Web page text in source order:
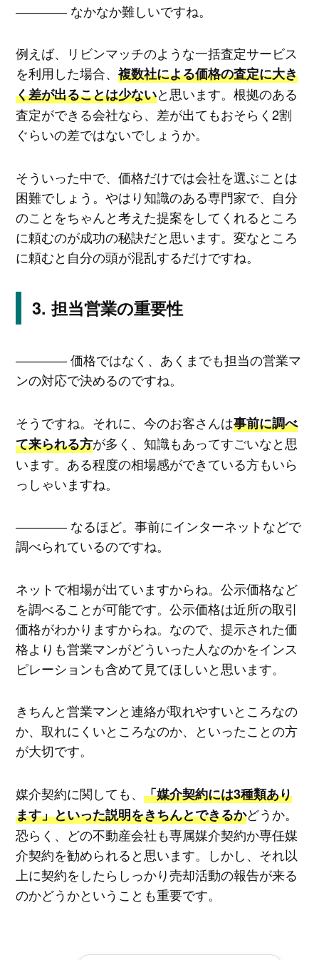
―――― なかなか難しいですね。
例えば、リビンマッチのような一括査定サービス
を利用した場合、 複数社による価格の査定に大き
く差が出ることは少ないと思います。根拠のある
査定ができる会社なら、差が出てもおそらく2割
ぐらいの差ではないでしょうか。
そういった中で、価格だけでは会社を選ぶことは
困難でしょう。やはり知識のある専門家で、自分
のことをちゃんと考えた提案をしてくれるところ
に頼むのが成功の秘訣だと思います。変なところ
に頼むと自分の頭が混乱するだけですね。
担当営業の重要性
―――― 価格ではなく、あくまでも担当の営業マ
ンの対応で決めるのですね。
そうですね。それに、今のお客さんは事前に調べ
て来られる方が多く、知識もあってすごいなと思
います。ある程度の相場感ができている方もいら
っしゃいますね。
―――― なるほど。事前にインターネットなどで
調べられているのですね。
ネットで相場が出ていますからね。公示価格など
を調べることが可能です。公示価格は近所の取引
価格がわかりますからね。なので、提示された価
格よりも営業マンがどういった人なのかをインス
ピレーションも含めて見てほしいと思います。
きちんと営業マンと連絡が取れやすいところなの
か、取れにくいところなのか、といったことの方
が大切です。
媒介契約に関しても、 「媒介契約には3種類あり
ます」といった説明をきちんとできるかどうか。
恐らく、どの不動産会社も専属媒介契約か専任媒
介契約を勧められると思います。しかし、それ以
上に契約をしたらしっかり売却活動の報告が来る
のかどうかということも重要です。